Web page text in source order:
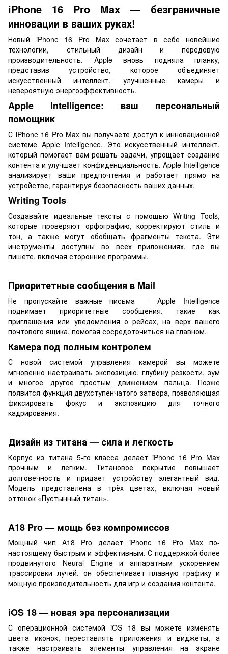
iPhone 16 Pro Max — безграничные
инновации в ваших руках!
Новый iPhone 16 Pro Max сочетает в себе новейшие
технологии, стильный дизайн и передовую
производительность. Apple вновь подняла планку,
представив устройство, которое объединяет
искусственный интеллект, улучшенные камеры и
невероятную энергоэффективность.
Apple Intelligence: ваш персональный
помощник
С iPhone 16 Pro Max вы получаете доступ к инновационной
системе Apple Intelligence. Это искусственный интеллект,
который помогает вам решать задачи, упрощает создание
контента и улучшает конфиденциальность. Apple Intelligence
анализирует ваши предпочтения и работает прямо на
устройстве, гарантируя безопасность ваших данных.
Writing Tools
Создавайте идеальные тексты с помощью Writing Tools,
которые проверяют орфографию, корректируют стиль и
тон, а также могут обобщать фрагменты текста. Эти
инструменты доступны во всех приложениях, где вы
пишете, включая сторонние программы.
Приоритетные сообщения в Mail
Не пропускайте важные письма — Apple Intelligence
поднимает приоритетные сообщения, такие как
приглашения или уведомления о рейсах, на верх вашего
почтового ящика, помогая сосредоточиться на главном.
Камера под полным контролем
С новой системой управления камерой вы можете
мгновенно настраивать экспозицию, глубину резкости, зум
и многое другое простым движением пальца. Позже
появится функция двухступенчатого затвора, позволяющая
фиксировать фокус и экспозицию для точного
кадрирования.
Дизайн из титана — сила и легкость
Корпус из титана 5-го класса делает iPhone 16 Pro Max
прочным и легким. Титановое покрытие повышает
долговечность и придает устройству элегантный вид.
Модель представлена в трёх цветах, включая новый
оттенок «Пустынный титан».
A18 Pro — мощь без компромиссов
Мощный чип A18 Pro делает iPhone 16 Pro Max по-
настоящему быстрым и эффективным. С поддержкой более
продвинутого Neural Engine и аппаратным ускорением
трассировки лучей, он обеспечивает плавную графику и
мощную производительность для игр и создания контента.
iOS 18 — новая эра персонализации
С операционной системой iOS 18 вы можете изменять
цвета иконок, переставлять приложения и виджеты, а
также настраивать элементы управления на экране